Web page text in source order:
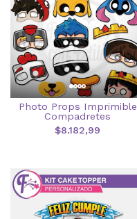
Photo Props Imprimible
Compadretes
$8.182,99